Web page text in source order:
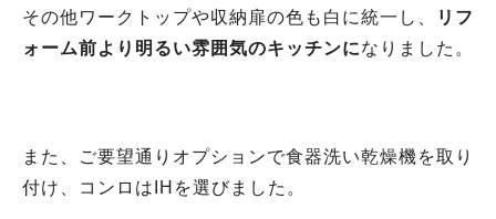
その他ワークトップや収納扉の色も白に統一し、
リフ
ォーム前より明るい雰囲気のキッチンになりました。
また、ご要望通りオプションで食器洗い乾燥機を取り
付け、コンロはIHを選びました。